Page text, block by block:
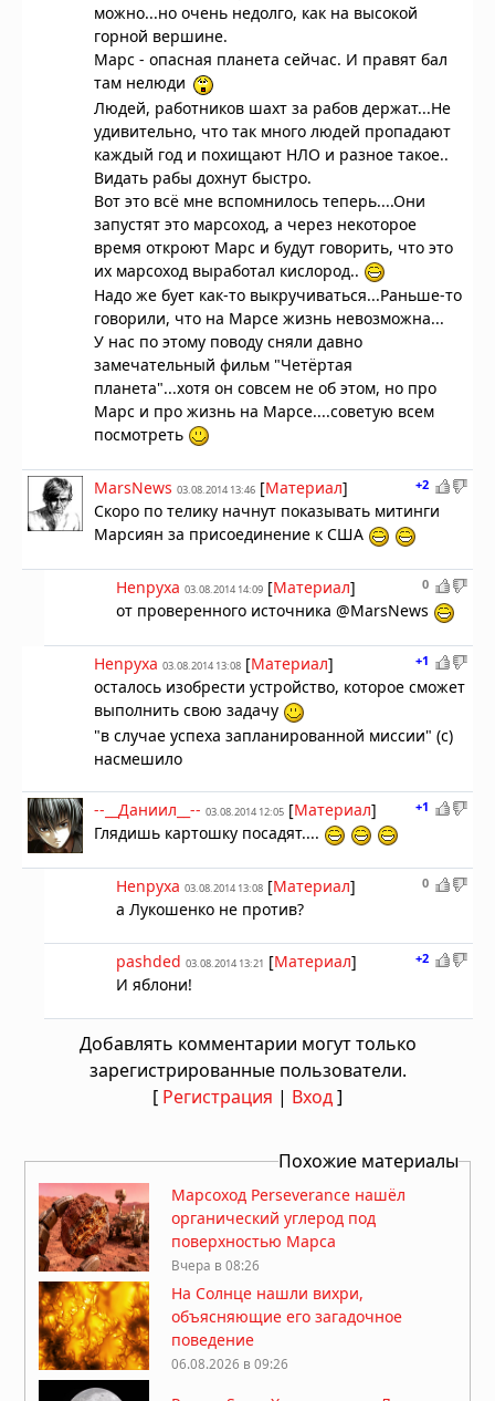
можно...но очень недолго, как на высокой
горной вершине.
Марс - опасная планета сейчас. И правят бал
там нелюди
Людей, работников шахт за рабов держат...Не
удивительно, что так много людей пропадают
каждый год и похищают НЛО и разное такое..
Видать рабы дохнут быстро.
Вот это всё мне вспомнилось теперь....Они
запустят это марсоход, а через некоторое
время откроют Марс и будут говорить, что это
их марсоход выработал кислород..
Надо же бует как-то выкручиваться...Раньше-то
говорили, что на Марсе жизнь невозможна...
У нас по этому поводу сняли давно
замечательный фильм "Четёртая
планета"...хотя он совсем не об этом, но про
Марс и про жизнь на Марсе....советую всем
посмотреть
+2
MarsNews 03.08.2014 13:46 [Материал]
Скоро по телику начнут показывать митинги
Марсиян за присоединение к США
0
Henpyxa 03.08.2014 14:09 [Материал]
от проверенного источника @MarsNews
+1
Henpyxa 03.08.2014 13:08 [Материал]
осталось изобрести устройство, которое сможет
выполнить свою задачу
"в случае успеха запланированной миссии" (с)
насмешило
+1
--__Даниил__-- 03.08.2014 12:05 [Материал]
Глядишь картошку посадят....
0
Henpyxa 03.08.2014 13:08 [Материал]
а Лукошенко не против?
+2
pashded 03.08.2014 13:21 [Материал]
И яблони!
Добавлять комментарии могут только
зарегистрированные пользователи.
[ Регистрация | Вход]
Похожие материалы
Марсоход Perseverance нашёл
органический углерод под
поверхностью Марса
Вчера в 08:26
На Солнце нашли вихри,
объясняющие его загадочное
поведение
06.08.2026 в 09:26